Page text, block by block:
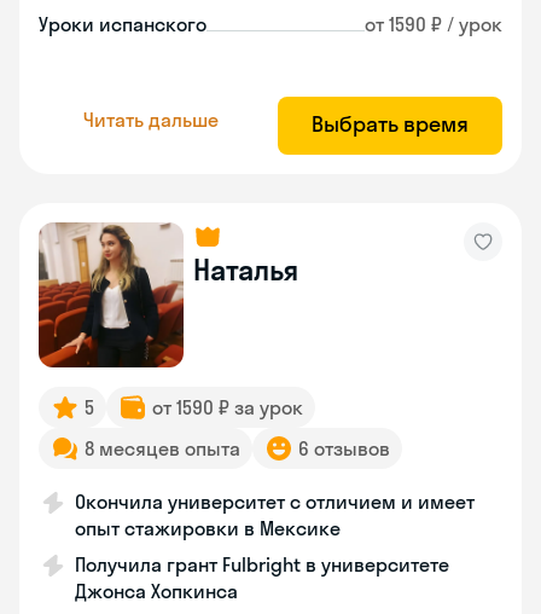
Уроки испанского от 1590 ₽ / урок
Читать дальше Выбрать время
Наталья
5
от 1590 ₽ за урок
8 месяцев опыта
6 отзывов
Окончила университет с отличием и имеет
опыт стажировки в Мексике
Получила грант Fulbright в университете
Джонса Хопкинса